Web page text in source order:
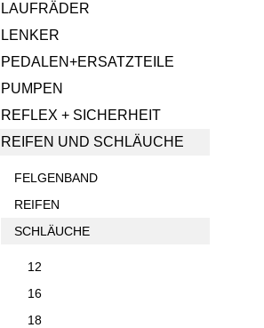
LAUFRÄDER
LENKER
PEDALEN+ERSATZTEILE
PUMPEN
REFLEX + SICHERHEIT
REIFEN UND SCHLÄUCHE
FELGENBAND
REIFEN
SCHLÄUCHE
12
16
18